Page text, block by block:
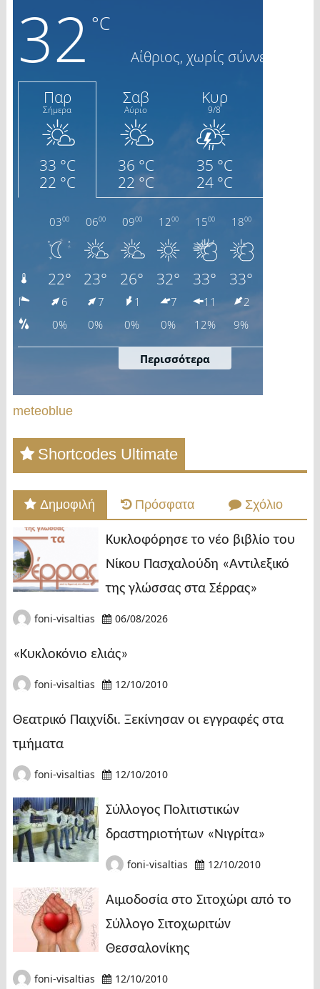
meteoblue
Shortcodes Ultimate
Δημοφιλή Πρόσφατα Σχόλιο
Κυκλοφόρησε το νέο βιβλίο του
Νίκου Πασχαλούδη «Αντιλεξικό
της γλώσσας στα Σέρρας»
foni-visaltias 06/08/2026
«Κυκλοκόνιο ελιάς»
foni-visaltias 12/10/2010
Θεατρικό Παιχνίδι. Ξεκίνησαν οι εγγραφές στα
τμήματα
foni-visaltias 12/10/2010
Σύλλογος Πολιτιστικών
δραστηριοτήτων «Νιγρίτα»
foni-visaltias 12/10/2010
Αιμοδοσία στο Σιτοχώρι από το
Σύλλογο Σιτοχωριτών
Θεσσαλονίκης
foni-visaltias 12/10/2010